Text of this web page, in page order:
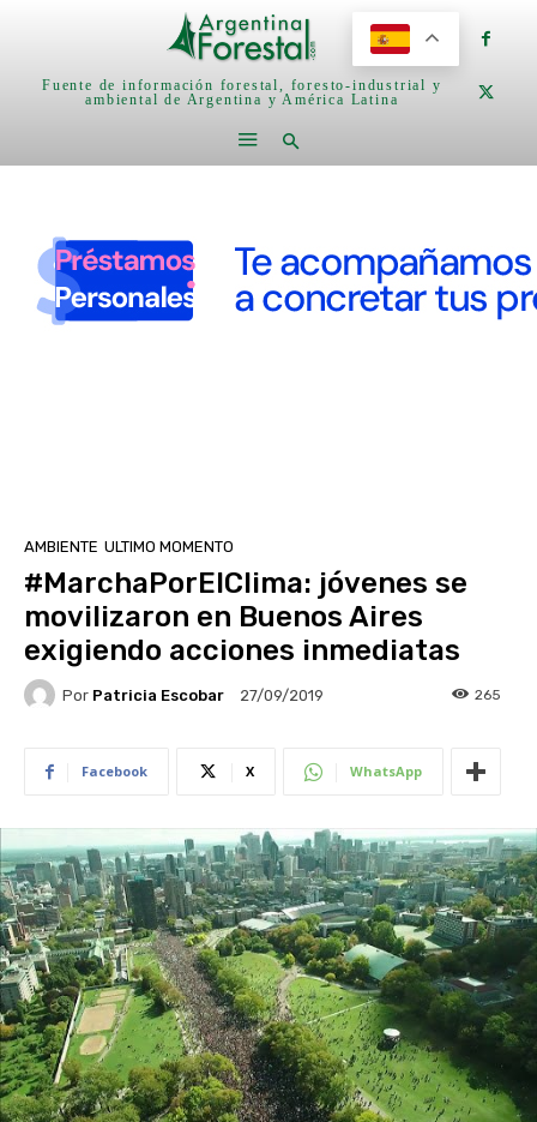
Fuente de información forestal, foresto-industrial y
ambiental de Argentina y América Latina
AMBIENTE ULTIMO MOMENTO
#MarchaPorElClima: jóvenes se
movilizaron en Buenos Aires
exigiendo acciones inmediatas
Por Patricia Escobar 27/09/2019 265
Facebook X WhatsApp